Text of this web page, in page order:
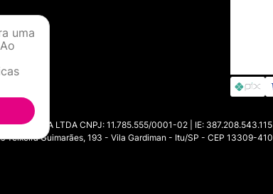
DE MODA LTDA CNPJ: 11.785.555/0001-02 | IE: 387.208.543.115
Teixeira Guimarães, 193 - Vila Gardiman - Itu/SP - CEP 13309-410
uma